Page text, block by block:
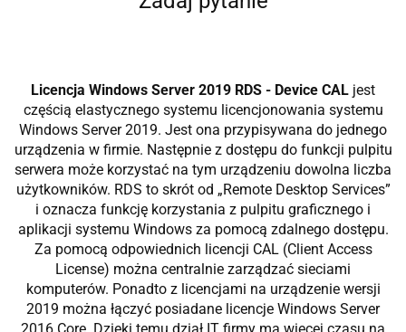
Licencja Windows Server 2019 RDS - Device CAL jest
częścią elastycznego systemu licencjonowania systemu
Windows Server 2019. Jest ona przypisywana do jednego
urządzenia w firmie. Następnie z dostępu do funkcji pulpitu
serwera może korzystać na tym urządzeniu dowolna liczba
użytkowników. RDS to skrót od „Remote Desktop Services”
i oznacza funkcję korzystania z pulpitu graficznego i
aplikacji systemu Windows za pomocą zdalnego dostępu.
Za pomocą odpowiednich licencji CAL (Client Access
License) można centralnie zarządzać sieciami
komputerów. Ponadto z licencjami na urządzenie wersji
2019 można łączyć posiadane licencje Windows Server